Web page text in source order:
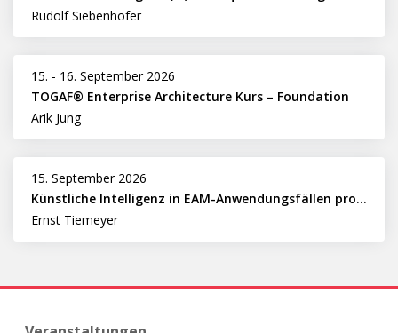
Rudolf Siebenhofer
15. - 16. September 2026
TOGAF® Enterprise Architecture Kurs – Foundation
Arik Jung
15. September 2026
Künstliche Intelligenz in EAM-Anwendungsfällen professionell nutzen
Ernst Tiemeyer